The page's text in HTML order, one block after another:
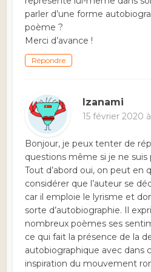
parler d’une forme
poème ?
Merci d’avance !
Répondre
Izanami
15 février 2020
Bonjour, je peux tenter de
questions même si je ne suis
Tout d’abord oui, on peut en
considérer que l’auteur se
car il emploie le lyrisme et
sorte d’autobiographie. Il
nombreux poèmes ses
ce qui fait la présence de la
autobiographique avec dans
inspiration du mouvement